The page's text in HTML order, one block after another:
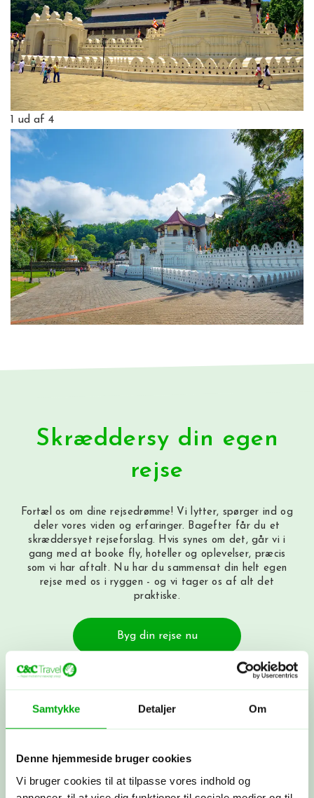
Samtykke Detaljer Om
Denne hjemmeside bruger cookies
Vi bruger cookies til at tilpasse vores indhold og
1 ud af 4
Skræddersy din egen
rejse
Fortæl os om dine rejsedrømme! Vi lytter, spørger ind og
deler vores viden og erfaringer. Bagefter får du et
skræddersyet rejseforslag. Hvis synes om det, går vi i
gang med at booke fly, hoteller og oplevelser, præcis
som vi har aftalt. Nu har du sammensat din helt egen
rejse med os i ryggen - og vi tager os af alt det
praktiske.
Byg din rejse nu
Få et tilbud
Ring til os på 3315 3322, få et tilbud
Skræddersyet rejse